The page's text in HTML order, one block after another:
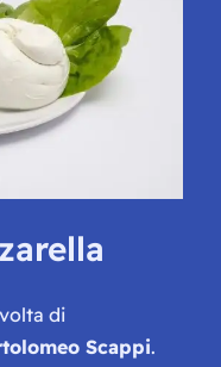
di
Scappi.